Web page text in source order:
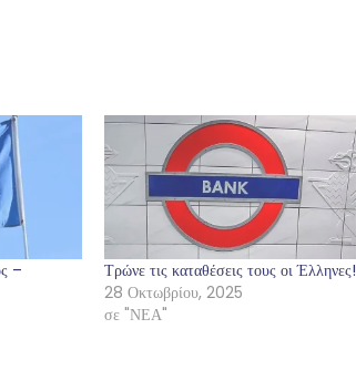
–
Τρώνε τις καταθέσεις τους οι Έλληνες!
28 Οκτωβρίου, 2025
σε "ΝΕΑ"